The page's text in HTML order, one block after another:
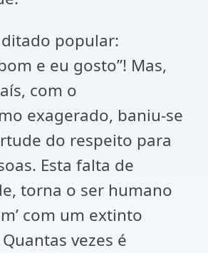
popular:
e eu gosto”! Mas,
com o
exagerado, baniu-se
do respeito para
Esta falta de
torna o ser humano
com um extinto
vezes é